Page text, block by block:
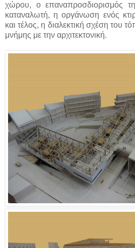
χώρου, ο επαναπροσδιορισμός
καταναλωτή, η οργάνωση ενός
και τέλος, η διαλεκτική σχέση του
μνήμης με την αρχιτεκτονική.